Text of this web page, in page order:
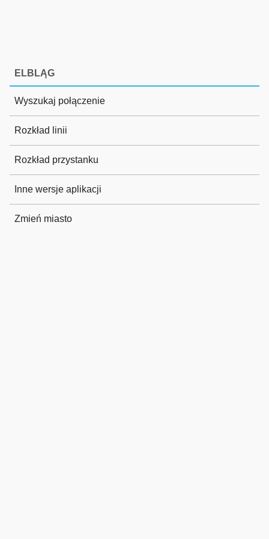
ELBLĄG
Wyszukaj połączenie
Rozkład linii
Rozkład przystanku
Inne wersje aplikacji
Zmień miasto